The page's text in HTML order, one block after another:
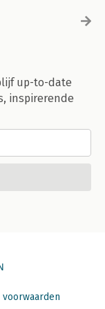
up-to-date
inspirerende